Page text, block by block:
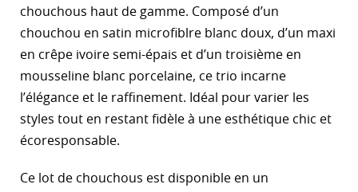
chouchous haut de gamme. Composé d’un
chouchou en satin microfiblre blanc doux, d’un maxi
en crêpe ivoire semi-épais et d’un troisième en
mousseline blanc porcelaine, ce trio incarne
l’élégance et le raffinement. Idéal pour varier les
styles tout en restant fidèle à une esthétique chic et
écoresponsable.
Ce lot de chouchous est disponible en un